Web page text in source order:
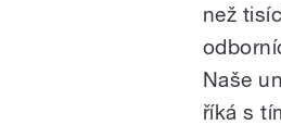
než
Naše
říká s